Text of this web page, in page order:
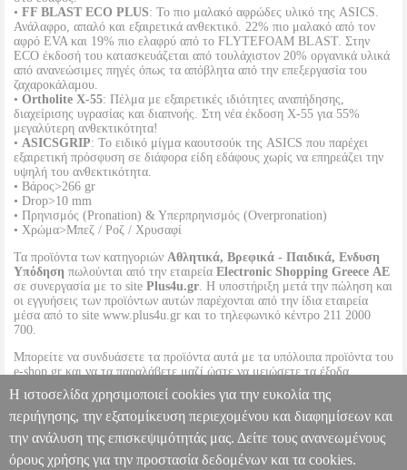
• FF BLAST ECO PLUS: Το πιο μαλακό αφρώδες υλικό της ASICS.
Ανάλαφρο, απαλό και εξαιρετικά ανθεκτικό. 22% πιο μαλακό από τον
αφρό EVA και 19% πιο ελαφρύ από το FLYTEFOAM BLAST. Στην
ECO έκδοσή του κατασκευάζεται από τουλάχιστον 20% οργανικά υλικά
από ανανεώσιμες πηγές όπως τα απόβλητα από την επεξεργασία του
ζαχαροκάλαμου.
• Ortholite Χ-55: Πέλμα με εξαιρετικές ιδιότητες αναπήδησης,
διαχείρισης υγρασίας και διαπνοής. Στη νέα έκδοση X-55 για 55%
μεγαλύτερη ανθεκτικότητα!
• ASICSGRIP: Το ειδικό μίγμα καουτσούκ της ASICS που παρέχει
εξαιρετική πρόσφυση σε διάφορα είδη εδάφους χωρίς να επηρεάζει την
υψηλή του ανθεκτικότητα.
• Βάρος>266 gr
• Drop>10 mm
• Πρηνισμός (Pronation) & Υπερπρηνισμός (Overpronation)
• Χρώμα>Μπεζ / Ροζ / Χρυσαφί
Τα προϊόντα των κατηγοριών Αθλητικά, Βρεφικά - Παιδικά, Ενδυση
Υπόδηση πωλούνται από την εταιρεία Electronic Shopping Greece ΑΕ
σε συνεργασία με το site Plus4u.gr. Η υποστήριξη μετά την πώληση και
οι εγγυήσεις των προϊόντων αυτών παρέχονται από την ίδια εταιρεία
μέσα από το site www.plus4u.gr και το τηλεφωνικό κέντρο 211 2000
700.
Μπορείτε να συνδυάσετε τα προϊόντα αυτά με τα υπόλοιπα προϊόντα του
e-shop.gr και να τα παραλάβετε μαζί ώστε να μειώσετε τα έξοδα
αποστολής. Μπορείτε επίσης να παραλάβετε από οποιοδήποτε eshop
point με μηδενικά έξοδα αποστολής ανεξαρτήτως ύψους παραγγελίας!
ΠΑΠΟΥΤΣΙ ASICS GEL-KAYANO 31 ΜΠΕΖ/ΡΟΖ (USA:7,
EU:38) PL2.138157676 PL2.138157676ASICSASICS RUNNING-
Η ιστοσελίδα χρησιμοποιεί cookies για την ευκολία της
περιήγησης, την εξατομίκευση περιεχομένου και διαφημίσεων και
την ανάλυση της επισκεψιμότητάς μας. Δείτε τους ανανεωμένους
όρους χρήσης για την προστασία δεδομένων και τα cookies.